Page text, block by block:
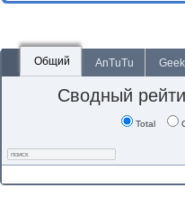
Общий AnTuTu
Сводный
Total